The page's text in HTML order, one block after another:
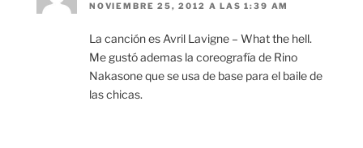
NOVIEMBRE 25, 2012 A LAS 1:39 AM
La canción es Avril Lavigne – What the hell.
Me gustó ademas la coreografía de Rino
Nakasone que se usa de base para el baile de
las chicas.